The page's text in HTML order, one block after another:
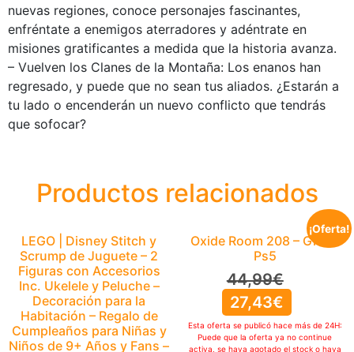
nuevas regiones, conoce personajes fascinantes,
enfréntate a enemigos aterradores y adéntrate en
misiones gratificantes a medida que la historia avanza.
– Vuelven los Clanes de la Montaña: Los enanos han
regresado, y puede que no sean tus aliados. ¿Estarán a
tu lado o encenderán un nuevo conflicto que tendrás
que sofocar?
Productos relacionados
LEGO | Disney Stitch y
Scrump de Juguete – 2
Figuras con Accesorios
Inc. Ukelele y Peluche –
Decoración para la
Habitación – Regalo de
Cumpleaños para Niñas y
Niños de 9+ Años y Fans –
¡Oferta!
Oxide Room 208 – Gioco
Ps5
44,99€
27,43€
Esta oferta se publicó hace más de 24H:
Puede que la oferta ya no continue
activa, se haya agotado el stock o haya